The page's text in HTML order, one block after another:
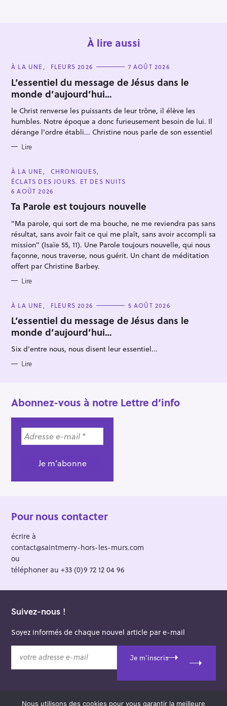
À lire aussi
C
T
E
G
O
R
I
E
S
À LA UNE FLEURS 2026 7 AOÛT 2026
L’essentiel du message de Jésus dans le
monde d’aujourd’hui…
le Christ renverse les puissants de leur trône, il élève les
humbles. Notre époque a donc furieusement besoin de lui. Il
dérange l'ordre établi... Christine nous parle de son essentiel
Lire
C
A
T
E
O
R
E
À LA UNE
CHRONIQUES
ÉCLATS DES JOURS. ET DES NUITS
6 AOÛT 2026
Ta Parole est toujours nouvelle
"Ma parole, qui sort de ma bouche, ne me reviendra pas sans
résultat, sans avoir fait ce qui me plaît, sans avoir accompli sa
mission" (Isaïe 55, 11). Une Parole toujours nouvelle, qui nous
façonne, nous traverse, nous guérit. Un chant de méditation
offert par Christine Barbey.
Lire
C
T
E
G
O
R
I
S
À LA UNE FLEURS 2026 5 AOÛT 2026
L’essentiel du message de Jésus dans le
monde d’aujourd’hui…
Six d'entre nous, nous disent leur essentiel...
Lire
Abonnez-vous à notre Lettre d’info
Pour nous contacter
écrire à
contact@saintmerry-hors-les-murs.com
ou
téléphoner au +33 (0)9 72 12 04 96
Suivez-nous !
Soyez informés de chaque nouvel article par e-mail
t
Je m'inscris
R
e
c
e
r
c
h
e
r
Nous utilisons des cookies pour vous garantir la meilleure